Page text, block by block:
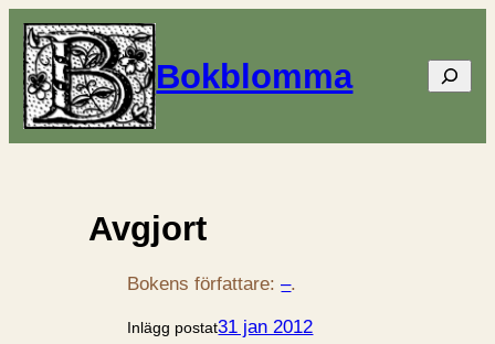
Bokblomma Sök
Avgjort
Bokens författare:–.
Inlägg postat31 jan 2012